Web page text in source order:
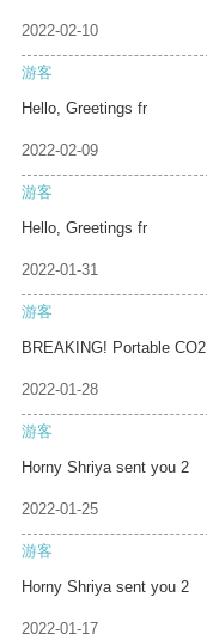
2022-02-10
游客
Hello, Greetings fr
2022-02-09
游客
Hello, Greetings fr
2022-01-31
游客
BREAKING! Portable CO2
2022-01-28
游客
Horny Shriya sent you 2
2022-01-25
游客
Horny Shriya sent you 2
2022-01-17